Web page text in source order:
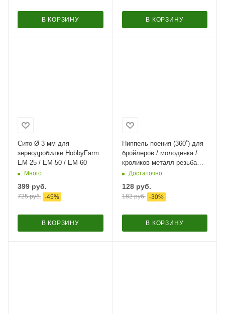
В КОРЗИНУ В КОРЗИНУ
Сито Ø 3 мм для
зернодробилки HobbyFarm
ЕМ-25 / ЕМ-50 / ЕМ-60
Много
399 руб.
725руб. -45%
В КОРЗИНУ
Ниппель поения (360˚) для
бройлеров / молодняка /
кроликов металл резьба
1/8"Достаточно
128руб.
182руб. -30%
В КОРЗИНУ